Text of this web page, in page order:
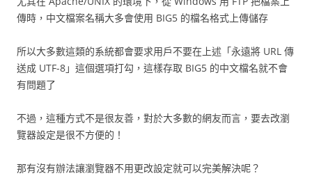
傳時，中文檔案名稱大多會使用 BIG5 的檔名格式上傳儲存
所以大多數這類的系統都會要求用戶不要在上述「永遠將 URL 傳
送成 UTF-8」這個選項打勾，這樣存取 BIG5 的中文檔名就不會
有問題了
不過，這種方式不是很友善，對於大多數的網友而言，要去改瀏
覽器設定是很不方便的！
那有沒有辦法讓瀏覽器不用更改設定就可以完美解決呢？